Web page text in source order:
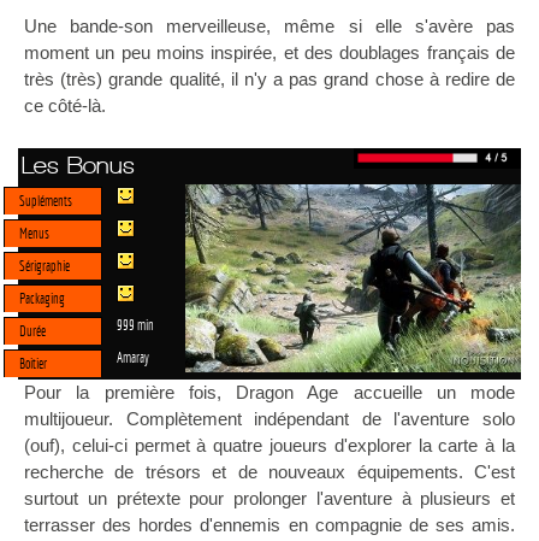
Une bande-son merveilleuse, même si elle s'avère pas
moment un peu moins inspirée, et des doublages français de
très (très) grande qualité, il n'y a pas grand chose à redire de
ce côté-là.
Les Bonus
Supléments
Menus
Sérigraphie
Packaging
Durée
999 min
Boitier Amaray
Pour la première fois, Dragon Age accueille un mode
multijoueur. Complètement indépendant de l'aventure solo
(ouf), celui-ci permet à quatre joueurs d'explorer la carte à la
recherche de trésors et de nouveaux équipements. C'est
surtout un prétexte pour prolonger l'aventure à plusieurs et
terrasser des hordes d'ennemis en compagnie de ses amis.